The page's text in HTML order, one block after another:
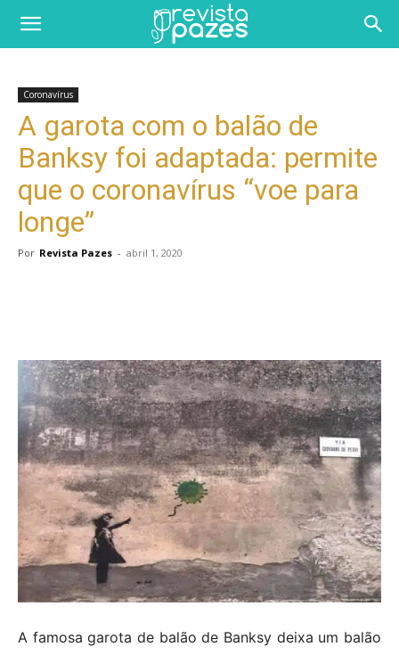
Coronavírus
A garota com o balão de
Banksy foi adaptada: permite
que o coronavírus “voe para
longe”
Por Revista Pazes - abril 1, 2020
A famosa garota de balão de Banksy deixa um balão